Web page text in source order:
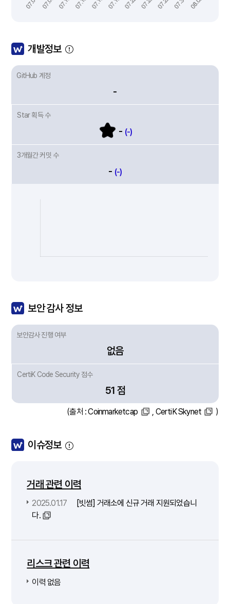
개발정보
GitHub 계정
-
Star 획득 수
- (-)
3개월간 커밋 수
- (-)
보안 감사 정보
보안감사 진행 여부
없음
CertiK Code Security 점수
51 점
(출처 :Coinmarketcap , CertiK Skynet )
이슈정보
거래 관련 이력
2025.01.17
[빗썸] 거래소에 신규 거래 지원되었습니
다.
리스크 관련 이력
이력 없음